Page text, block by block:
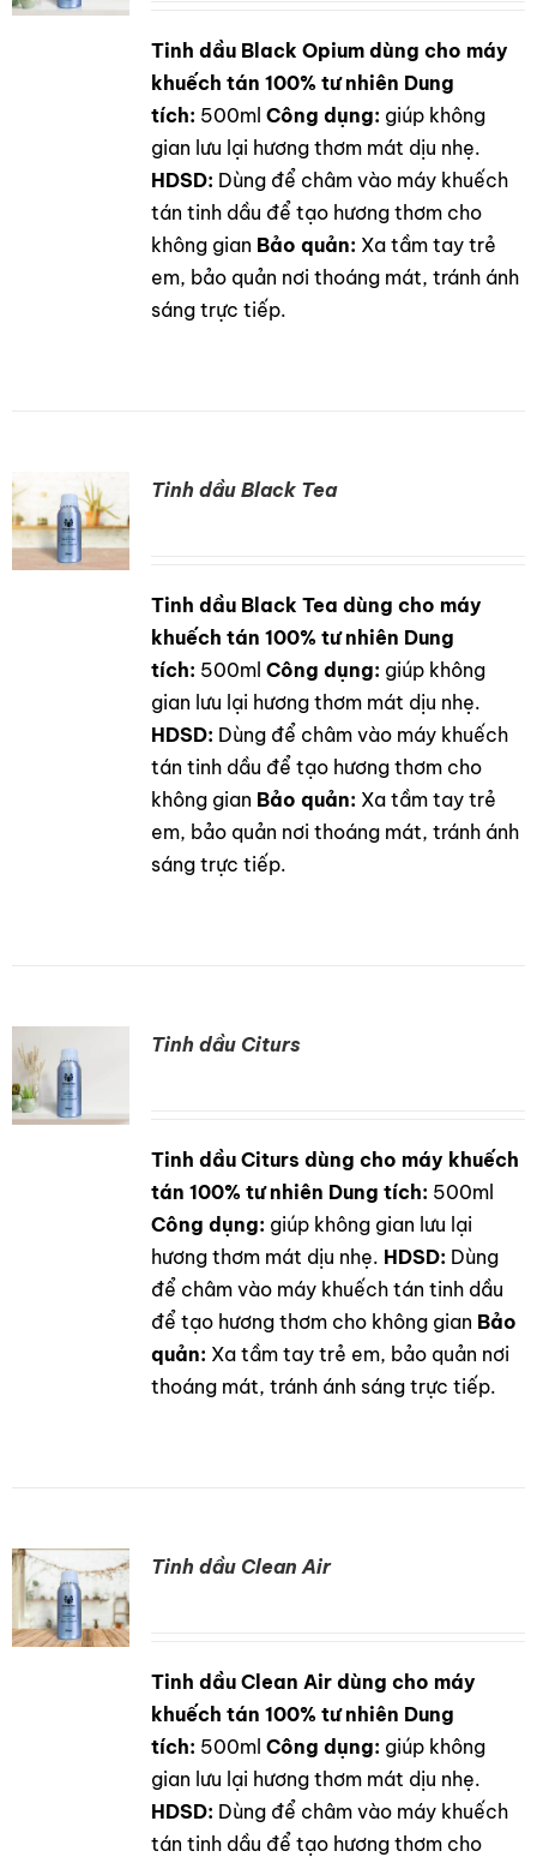
Tinh dầu Black Opium dùng cho máy
khuếch tán 100% tư nhiên Dung
tích: 500ml Công dụng: giúp không
gian lưu lại hương thơm mát dịu nhẹ.
HDSD: Dùng để châm vào máy khuếch
tán tinh dầu để tạo hương thơm cho
không gian Bảo quản: Xa tầm tay trẻ
em, bảo quản nơi thoáng mát, tránh ánh
sáng trực tiếp.
Tinh dầu Black Tea
Tinh dầu Black Tea dùng cho máy
khuếch tán 100% tư nhiên Dung
tích: 500ml Công dụng: giúp không
gian lưu lại hương thơm mát dịu nhẹ.
HDSD: Dùng để châm vào máy khuếch
tán tinh dầu để tạo hương thơm cho
không gian Bảo quản: Xa tầm tay trẻ
em, bảo quản nơi thoáng mát, tránh ánh
sáng trực tiếp.
Tinh dầu Citurs
Tinh dầu Citurs dùng cho máy khuếch
tán 100% tư nhiên Dung tích: 500ml
Công dụng: giúp không gian lưu lại
hương thơm mát dịu nhẹ. HDSD: Dùng
để châm vào máy khuếch tán tinh dầu
để tạo hương thơm cho không gian Bảo
quản: Xa tầm tay trẻ em, bảo quản nơi
thoáng mát, tránh ánh sáng trực tiếp.
Tinh dầu Clean Air
Tinh dầu Clean Air dùng cho máy
khuếch tán 100% tư nhiên Dung
tích: 500ml Công dụng: giúp không
gian lưu lại hương thơm mát dịu nhẹ.
HDSD: Dùng để châm vào máy khuếch
tán tinh dầu để tạo hương thơm cho